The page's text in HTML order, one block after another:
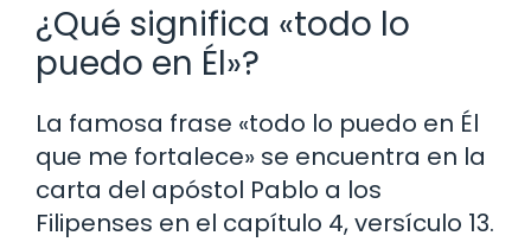
¿Qué significa «todo lo
puedo en Él»?
La famosa frase «todo lo puedo en Él
que me fortalece» se encuentra en la
carta del apóstol Pablo a los
Filipenses en el capítulo 4, versículo 13.